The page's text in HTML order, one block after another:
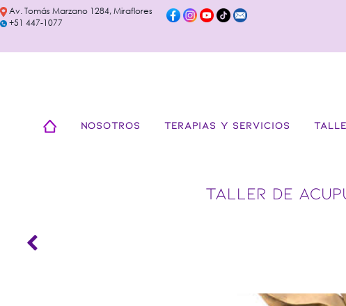
Av. Tomás Marzano 1284, Miraflores
+51 447-1077
NOSOTROS TERAPIAS Y SERVICIOS
TALLER DE